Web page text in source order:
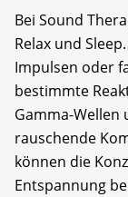
Bei Sound
Relax und
Impulsen oder
bestimmte
Gamma-Wellen
rauschende
können die
Entspannung